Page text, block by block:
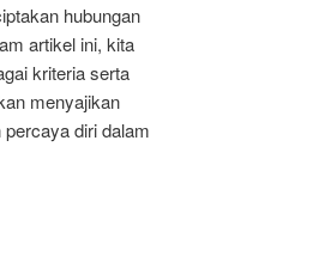
hubungan
artikel ini, kita
kriteria serta
menyajikan
diri dalam